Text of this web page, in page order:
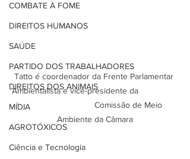
COMBATE À FOME
DIREITOS HUMANOS
SAÚDE
PARTIDO DOS TRABALHADORES
DIREITOS DOS ANIMAIS
MÍDIA
AGROTÓXICOS
Ciência e Tecnologia
Tatto é coordenador da Frente Parlamentar
Ambientalista e vice-presidente da
                             Comissão de Meio
Ambiente da Câmara